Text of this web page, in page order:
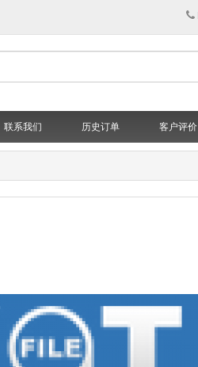
联系我们 历史订单 客户评价